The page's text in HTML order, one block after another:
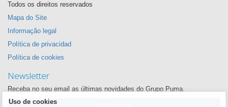
Todos os direitos reservados
Mapa do Site
Informação legal
Política de privacidad
Política de cookies
Newsletter
Receba no seu email as últimas novidades do Grupo Puma.
Uso de cookies